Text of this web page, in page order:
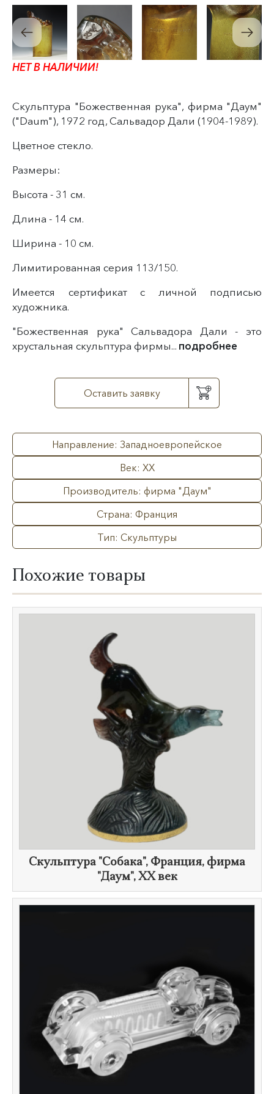
НЕТ В НАЛИЧИИ!
Скульптура "Божественная рука", фирма "Даум"
("Daum"), 1972 год, Сальвадор Дали (1904-1989).
Цветное стекло.
Размеры:
Высота - 31 см.
Длина - 14 см.
Ширина - 10 см.
Лимитированная серия 113/150.
Имеется сертификат с личной подписью
художника.
"Божественная рука" Сальвадора Дали - это
хрустальная скульптура фирмы... подробнее
Оставить заявку
Направление: Западноевропейское
Век: XX
Производитель: фирма "Даум"
Страна: Франция
Тип: Скульптуры
Похожие товары
Скульптура "Собака", Франция, фирма
"Даум", ХХ век